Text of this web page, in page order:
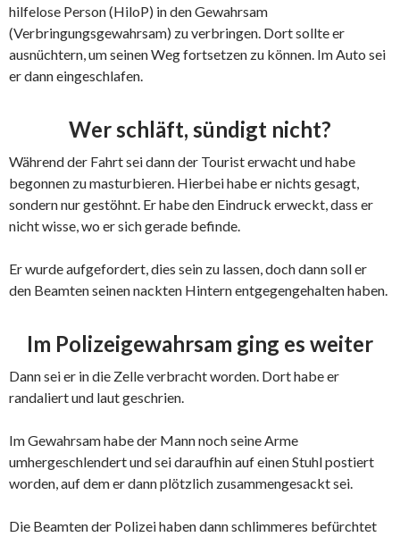
hilfelose Person (HiloP) in den Gewahrsam
(Verbringungsgewahrsam) zu verbringen. Dort sollte er
ausnüchtern, um seinen Weg fortsetzen zu können. Im Auto sei
er dann eingeschlafen.
Wer schläft, sündigt nicht?
Während der Fahrt sei dann der Tourist erwacht und habe
begonnen zu masturbieren. Hierbei habe er nichts gesagt,
sondern nur gestöhnt. Er habe den Eindruck erweckt, dass er
nicht wisse, wo er sich gerade befinde.
Er wurde aufgefordert, dies sein zu lassen, doch dann soll er
den Beamten seinen nackten Hintern entgegengehalten haben.
Im Polizeigewahrsam ging es weiter
Dann sei er in die Zelle verbracht worden. Dort habe er
randaliert und laut geschrien.
Im Gewahrsam habe der Mann noch seine Arme
umhergeschlendert und sei daraufhin auf einen Stuhl postiert
worden, auf dem er dann plötzlich zusammengesackt sei.
Die Beamten der Polizei haben dann schlimmeres befürchtet